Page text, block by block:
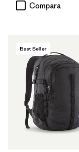
Compara
Agregar a la
Bolsa
Best Seller